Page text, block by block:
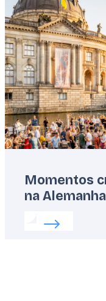
Momentos
na Alemanha
Read more about: